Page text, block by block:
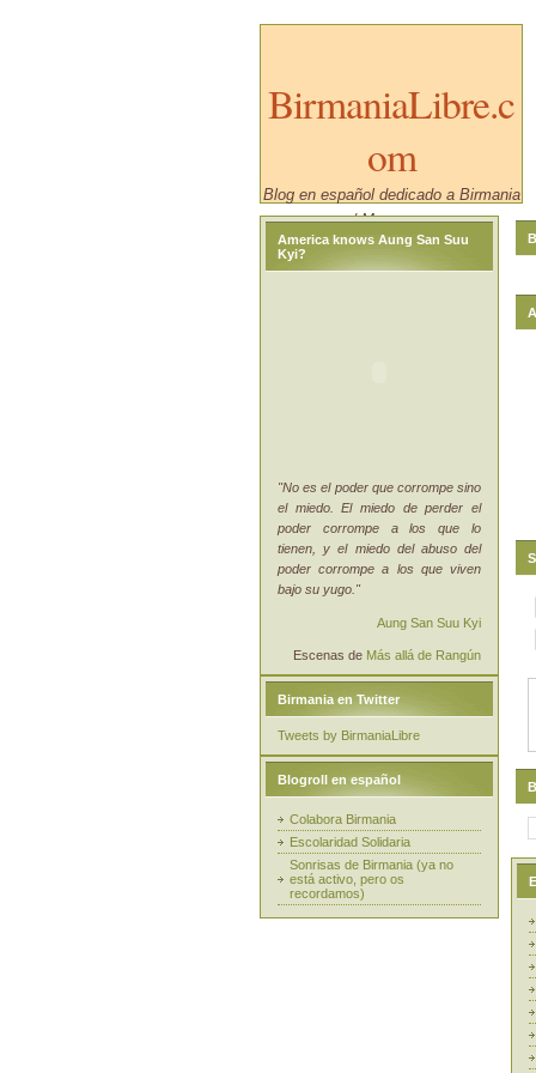
BirmaniaLibre.c
om
Blog en español dedicado a Birmania
/ Myanmar.
America knows Aung San Suu
Kyi?
"No es el poder que corrompe sino
el miedo. El miedo de perder el
poder corrompe a los que lo
tienen, y el miedo del abuso del
poder corrompe a los que viven
bajo su yugo."
Aung San Suu Kyi
Escenas de Más allá de Rangún
Birmania en Twitter
Tweets by BirmaniaLibre
Blogroll en español
Colabora Birmania
Escolaridad Solidaria
Sonrisas de Birmania (ya no
está activo, pero os
recordamos)